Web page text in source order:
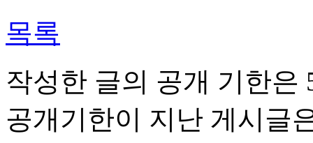
목록
작성한 글의 공개 기한은
공개기한이 지난 게시글